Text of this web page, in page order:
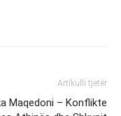
Artikulli tjetër
Maqedoni – Konflikte